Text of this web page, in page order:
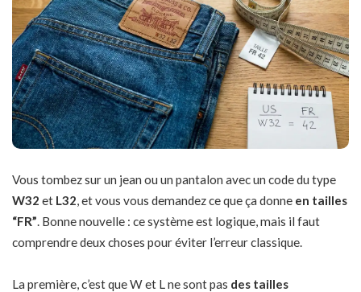
Vous tombez sur un jean ou un pantalon avec un code du type
W32 et L32, et vous vous demandez ce que ça donne en tailles
“FR”. Bonne nouvelle : ce système est logique, mais il faut
comprendre deux choses pour éviter l’erreur classique.
La première, c’est que W et L ne sont pas des tailles